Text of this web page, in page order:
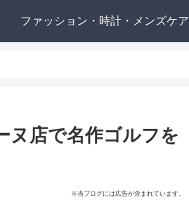
ファッション・時計・メンズケア
ヌ店で名作ゴルフを
※当ブログには広告が含まれています。